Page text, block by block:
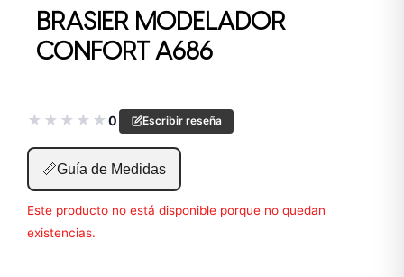
BRASIER MODELADOR
CONFORT A686
★ ★ ★ ★ ★0 Escribir reseña
📏Guía de Medidas
Este producto no está disponible porque no quedan
existencias.